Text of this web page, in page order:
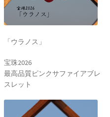
「ウラノス」
宝珠2026
最高品質ピンクサファイアブレ
スレット